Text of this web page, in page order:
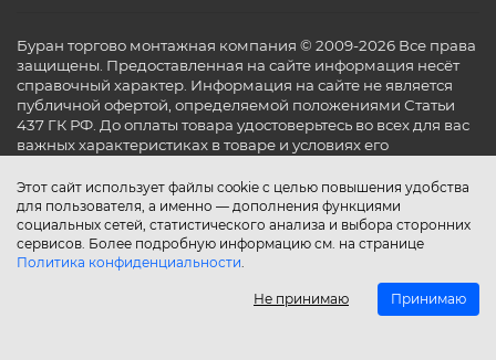
Этот сайт использует файлы cookie с целью повышения удобства
для пользователя, а именно — дополнения функциями
социальных сетей, статистического анализа и выбора сторонних
сервисов. Более подробную информацию см. на странице
Политика конфиденциальности.
Не принимаю Принимаю
Буран торгово монтажная компания © 2009-2026 Все права
защищены. Предоставленная на сайте информация несёт
справочный характер. Информация на сайте не является
публичной офертой, определяемой положениями Статьи
437 ГК РФ. До оплаты товара удостоверьтесь во всех для вас
важных характеристиках в товаре и условиях его